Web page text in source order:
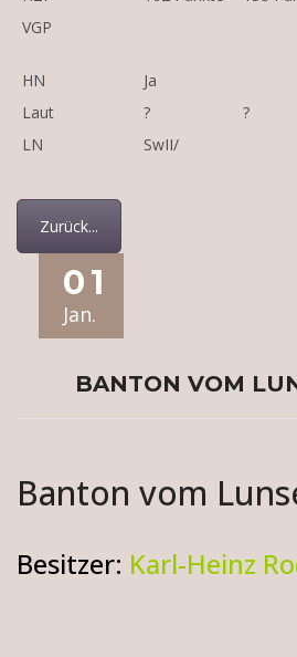
VGP
HN
Ja
Laut
? ?
LN
SwII/
Zurück...
01
Jan.
BANTON VOM
Banton vom
Besitzer: Karl-Heinz